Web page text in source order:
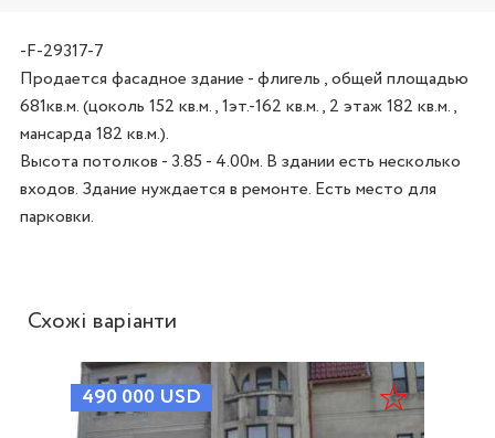
-F-29317-7
Продается фасадное здание - флигель , общей площадью
681кв.м. (цоколь 152 кв.м., 1эт.-162 кв.м., 2 этаж 182 кв.м.,
мансарда 182 кв.м.).
Высота потолков - 3.85 - 4.00м. В здании есть несколько
входов. Здание нуждается в ремонте. Есть место для
парковки.
Схожі варіанти
490 000 USD